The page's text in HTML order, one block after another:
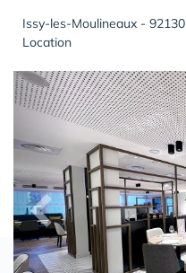
Issy-les-Moulineaux - 92130
Location